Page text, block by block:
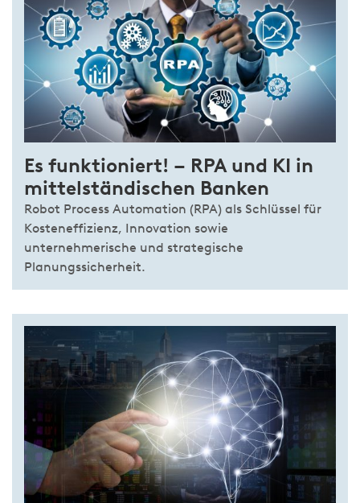
Es funktioniert! – RPA und KI in
mittelständischen Banken
Robot Process Automation (RPA) als Schlüssel für
Kosteneffizienz, Innovation sowie
unternehmerische und strategische
Planungssicherheit.